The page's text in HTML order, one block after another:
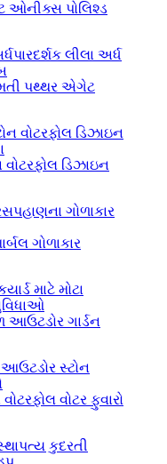
ઓનીક્સ પોલિશ્ડ
પથ્થર એગેટ
ડિઝાઇન
ગોળાકાર
આઉટડોર ગાર્ડન
વોટર ફુવારો